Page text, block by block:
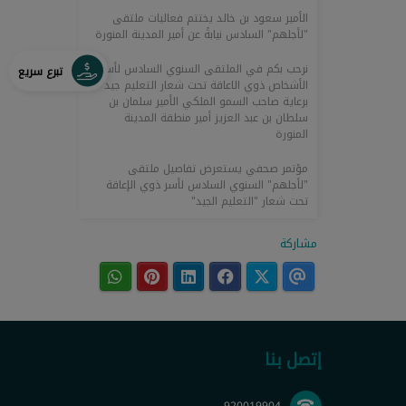
الأمير سعود بن خالد يختتم فعاليات ملتقى
"لأجلهم" السادس نيابةً عن أمير المدينة المنورة
نرحب بكم في الملتقى السنوي السادس لأسر
الأشخاص ذوي الاعاقة تحت شعار التعليم جيد
برعاية صاحب السمو الملكي الأمير سلمان بن
سلطان بن عبد العزيز أمير منطقة المدينة
المنورة
مؤتمر صحفي يستعرض تفاصيل ملتقى
"لأجلهم" السنوي السادس لأسر ذوي الإعاقة
تحت شعار "التعليم الجيد"
مشاركة
إتصل بنا
تبرع سريع